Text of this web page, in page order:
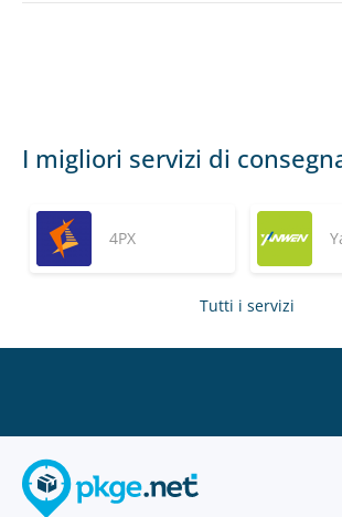
I migliori servizi di
4PX
Tutti i servizi